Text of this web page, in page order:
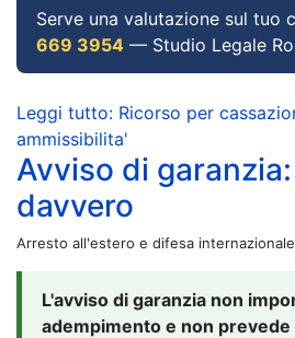
Serve una valutazione sul tuo
669 3954 — Studio Legale
Leggi tutto: Ricorso per
ammissibilita'
Avviso di
davvero
Arresto all'estero e difesa internazionale
L'avviso di garanzia non
adempimento e non